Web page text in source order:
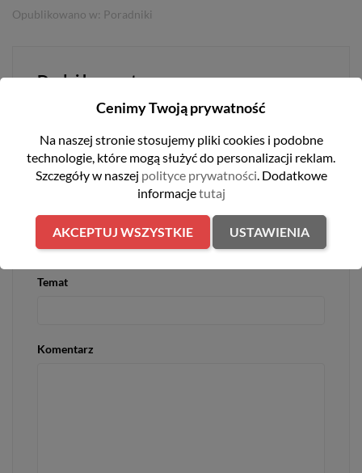
Opublikowano w: Poradniki
Dodaj komentarz
Imię
E-mail
Temat
Komentarz
Cenimy Twoją prywatność
Na naszej stronie stosujemy pliki cookies i podobne
technologie, które mogą służyć do personalizacji reklam.
Szczegóły w naszej polityce prywatności. Dodatkowe
informacjetutaj
AKCEPTUJ WSZYSTKIE USTAWIENIA